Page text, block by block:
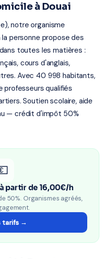
à Douai
notre organisme
personne propose des
toutes les matières :
cours d'anglais,
Avec 40 998 habitants,
professeurs qualifiés
Soutien scolaire, aide
— crédit d'impôt 50%
partir de 16,00€/h
50%. Organismes agréés,
tarifs →